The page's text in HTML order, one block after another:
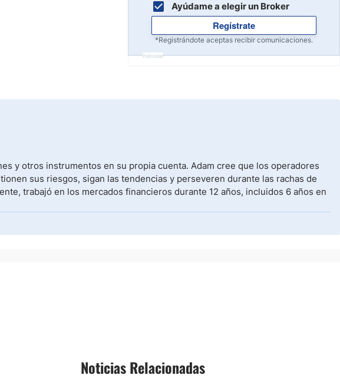
Ayúdame a elegir un Broker
Regístrate
*Registrándote aceptas recibir comunicaciones.
Publicidad
y otros instrumentos en su propia cuenta. Adam cree que los operadores
sus riesgos, sigan las tendencias y perseveren durante las rachas de
trabajó en los mercados financieros durante 12 años, incluidos 6 años en
Noticias Relacionadas